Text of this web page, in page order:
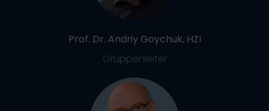
Prof. Dr. Andriy Goychuk, HZI
Gruppenleiter